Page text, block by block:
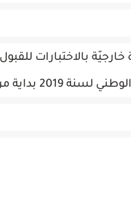
خارجيّة بالاختبارات
الوطني لسنة 2019 بداية من يوم 11 فيفري 2019.